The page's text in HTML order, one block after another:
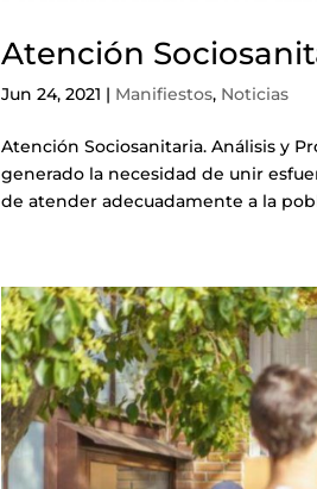
Atención
Jun 24, 2021 | Manifiestos, Noticias
Atención Sociosanitaria. Análisis y
generado la necesidad de unir
de atender adecuadamente a la